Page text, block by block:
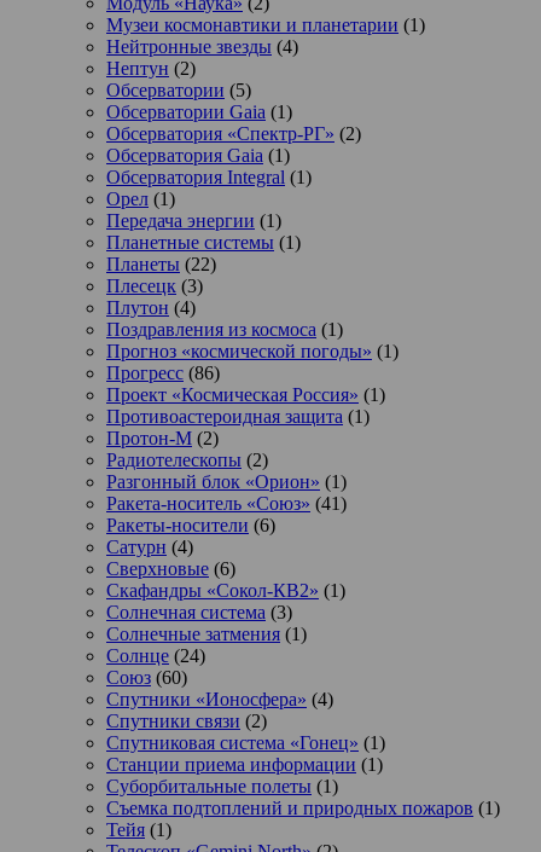
Музеи космонавтики и планетарии (1)
Нейтронные звезды (4)
Нептун (2)
Обсерватории (5)
Обсерватории Gaia (1)
Обсерватория «Спектр-РГ» (2)
Обсерватория Gaia (1)
Обсерватория Integral (1)
Орел (1)
Передача энергии (1)
Планетные системы (1)
Планеты (22)
Плесецк (3)
Плутон (4)
Поздравления из космоса (1)
Прогноз «космической погоды» (1)
Прогресс (86)
Проект «Космическая Россия» (1)
Противоастероидная защита (1)
Протон-М (2)
Радиотелескопы (2)
Разгонный блок «Орион» (1)
Ракета-носитель «Союз» (41)
Ракеты-носители (6)
Сатурн (4)
Сверхновые (6)
Скафандры «Сокол-КВ2» (1)
Солнечная система (3)
Солнечные затмения (1)
Солнце (24)
Союз (60)
Спутники «Ионосфера» (4)
Спутники связи (2)
Спутниковая система «Гонец» (1)
Станции приема информации (1)
Суборбитальные полеты (1)
Съемка подтоплений и природных пожаров (1)
Тейя (1)